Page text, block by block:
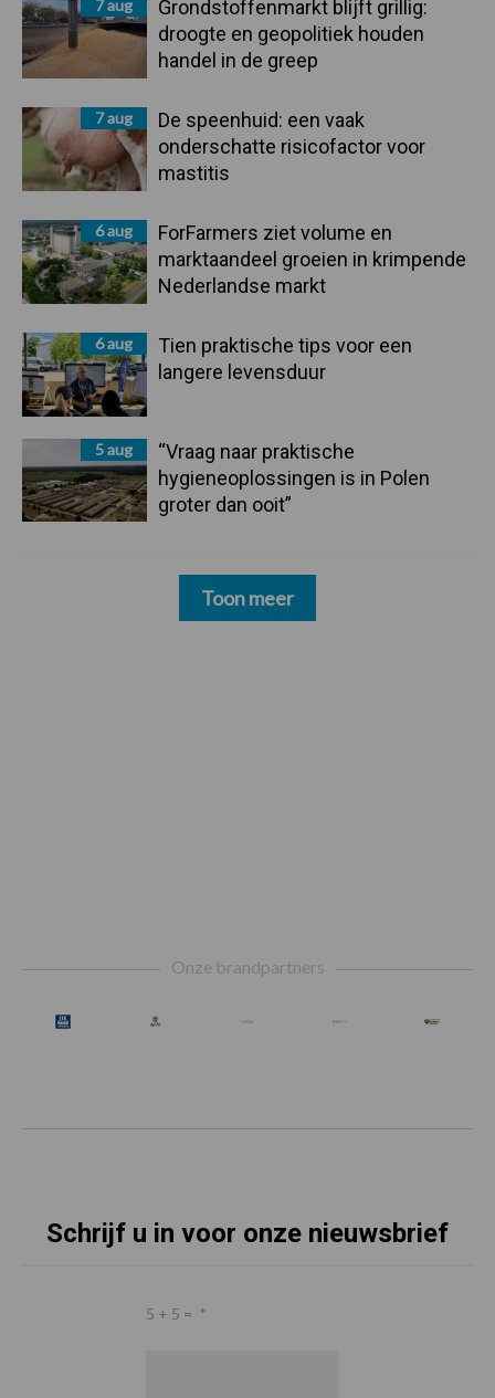
7 aug
Grondstoffenmarkt blijft grillig:
droogte en geopolitiek houden
handel in de greep
7 aug
De speenhuid: een vaak
onderschatte risicofactor voor
mastitis
6 aug
ForFarmers ziet volume en
marktaandeel groeien in krimpende
Nederlandse markt
6 aug
Tien praktische tips voor een
langere levensduur
5 aug
“Vraag naar praktische
hygieneoplossingen is in Polen
groter dan ooit”
Toon meer
Onze brandpartners
Schrijf u in voor onze nieuwsbrief
5 + 5 = *